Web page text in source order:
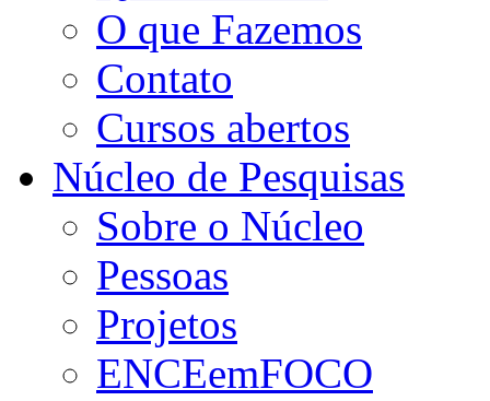
O que Fazemos
Contato
Cursos abertos
Núcleo de Pesquisas
Sobre o Núcleo
Pessoas
Projetos
ENCEemFOCO